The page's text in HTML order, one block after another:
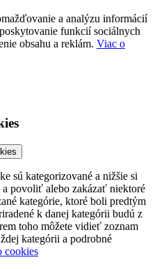
a analýzu informácií
funkcií sociálnych
obsahu a reklám. Viac o
sú kategorizované a nižšie si
povoliť alebo zakázať niektoré
kategórie, ktoré boli predtým
k danej kategórii budú z
toho môžete vidieť zoznam
kategórii a podrobné
cookies